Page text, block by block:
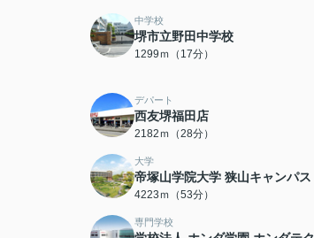
中学校
堺市立野田中学校
1299ｍ（17分）
デパート
西友堺福田店
2182ｍ（28分）
大学
帝塚山学院大学 狭山キャンパス
4223ｍ（53分）
専門学校